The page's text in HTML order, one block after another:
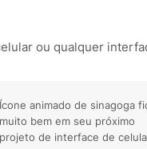
ou qualquer
Ícone animado de sinagoga
muito bem em seu próximo
projeto de interface de